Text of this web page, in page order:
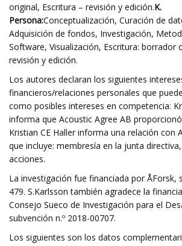
original, Escritura – revisión y edición.K.
Persona:Conceptualización, Curación de
Adquisición de fondos, Investigación,
Software, Visualización, Escritura: borrador
revisión y edición.
Los autores declaran los siguientes
financieros/relaciones personales que
como posibles intereses en competencia:
informa que Acoustic Agree AB
Kristian CE Haller informa una relación con
que incluye: membresía en la junta
acciones.
La investigación fue financiada por ÅForsk,
479. S.Karlsson también agradece la
Consejo Sueco de Investigación para el
subvención n.º 2018-00707.
Los siguientes son los datos